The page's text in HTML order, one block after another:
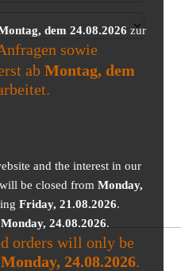
dem 24.08.2026 zur
sowie
abMontag, dem
and the interest in our
be closed fromMonday,
Friday, 21.08.2026.
Monday, 24.08.2026.
orders will only be
Monday, 24.08.2026.